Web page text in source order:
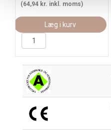
(64,94 kr. inkl. moms)
Læg i kurv